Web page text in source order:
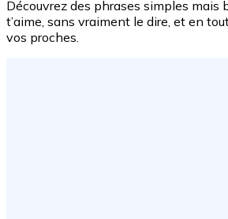
Découvrez des phrases simples mais
t’aime, sans vraiment le dire, et en
vos proches.